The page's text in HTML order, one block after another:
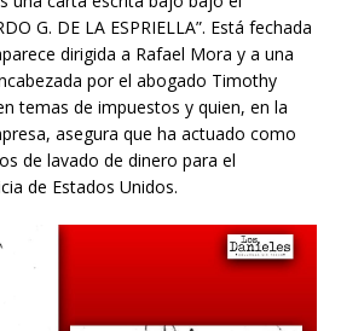
G. DE LA ESPRIELLA”. Está fechada
dirigida a Rafael Mora y a una
por el abogado Timothy
temas de impuestos y quien, en la
asegura que ha actuado como
de lavado de dinero para el
de Estados Unidos.